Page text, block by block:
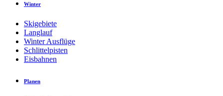
Winter
Skigebiete
Langlauf
Winter Ausflüge
Schlittelpisten
Eisbahnen
Planen